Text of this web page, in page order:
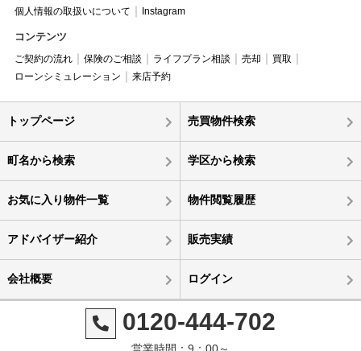
個人情報の取扱いについて
Instagram
コンテンツ
ご契約の流れ 保険のご相談 ライフプラン相談 売却
買取
ローンシミュレーション
来店予約
トップページ 売買物件検索
町名から検索 学区から検索
お気に入り物件一覧 物件閲覧履歴
アドバイザー紹介 販売実績
会社概要 ログイン
0120-444-702